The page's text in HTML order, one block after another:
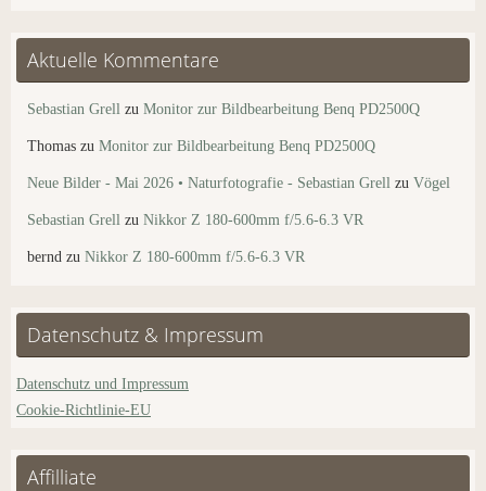
Aktuelle Kommentare
Sebastian Grell zu Monitor zur Bildbearbeitung Benq PD2500Q
Thomas zu Monitor zur Bildbearbeitung Benq PD2500Q
Neue Bilder - Mai 2026 • Naturfotografie - Sebastian Grell zu Vögel
Sebastian Grell zu Nikkor Z 180-600mm f/5.6-6.3 VR
bernd zu Nikkor Z 180-600mm f/5.6-6.3 VR
Datenschutz & Impressum
Datenschutz und Impressum
Cookie-Richtlinie-EU
Affilliate